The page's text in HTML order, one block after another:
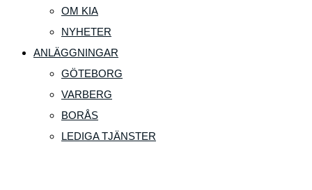
OM KIA
NYHETER
ANLÄGGNINGAR
GÖTEBORG
VARBERG
BORÅS
LEDIGA TJÄNSTER